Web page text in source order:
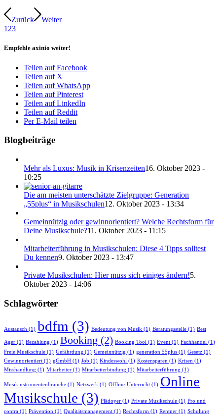
Zurück
Weiter
1 23
Empfehle axinio weiter!
Teilen auf Facebook
Teilen auf X
Teilen auf WhatsApp
Teilen auf Pinterest
Teilen auf LinkedIn
Teilen auf Reddit
Per E-Mail teilen
Blogbeiträge
Mehr als Luxus: Musik in Krisenzeiten16. Oktober 2023 -
10:25
Die am meisten unterschätzte Zielgruppe: Generation
„55plus“ in Musikschulen12. Oktober 2023 - 13:34
Gemeinnützig oder gewinnorientiert? Welche Rechtsform für
Deine Musikschule?11. Oktober 2023 - 11:15
Mitarbeiterführung in Musikschulen: Diese 4 Tipps solltest
Du kennen9. Oktober 2023 - 13:47
Private Musikschulen: Hier muss sich einiges ändern!5.
Oktober 2023 - 14:06
Schlagwörter
Austausch (1) bdfm (3) Bedeutung von Musik (1) Beratungsstelle (1) Best
Ager (1) Bezahlung (1) Booking (2) Booking Tool (1) Event (1) Fachhandel (1)
Freie Musikschule (1) Gefährdung (1) Gemeinnützig (1) generation 55plus (1) Gesetz (1)
Gewinnorientiert (1) gGmbH (1) Job (1) Kindeswohl (1) Kostensparen (1) Krisen (1)
Misshandlung (1) Mitarbeiter (1) Mitarbeiterbindung (1) Mitarbeiterführung (1)
Musikinstrumentenbranche (1) Netzwerk (1) Offline-Unterricht (1) Online
Musikschule (3) Plädoyer (1) Private Musikschule (1) Pro und
contra (1) Prävention (1) Qualitätsmanagement (1) Rechtsform (1) Rentner (1) Schulung